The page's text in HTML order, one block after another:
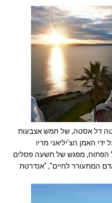
דל אסטה, של חמש אצבעות
האמן הצ'יליאני מריו
הפתוח, מפגש של תשעה פסלים
"האדם המתעורר לחיים", "אנדרטת